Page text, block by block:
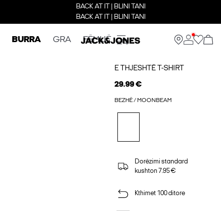
BACK AT IT | BLINI TANI
BACK AT IT | BLINI TANI
BURRA GRA FËMIJË
E THJESHTË T-SHIRT
29.99 €
BEZHË / MOONBEAM
Dorëzimi standard
kushton 7.95 €
Kthimet 100 ditore